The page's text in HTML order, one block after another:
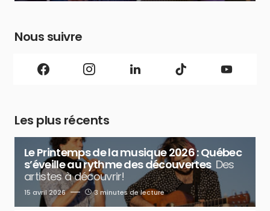
Nous suivre
Les plus récents
Le Printemps de la musique 2026 : Québec
s’éveille au rythme des découvertes Des
artistes à découvrir!
15 avril 2026 3 minutes de lecture